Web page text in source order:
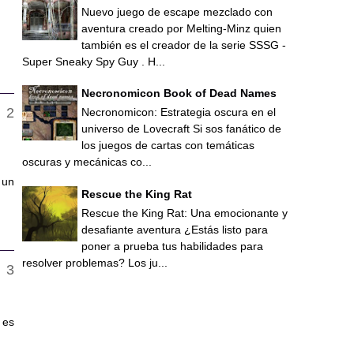
es
Nuevo juego de escape mezclado con
aventura creado por Melting-Minz quien
también es el creador de la serie SSSG -
Super Sneaky Spy Guy . H...
Necronomicon Book of Dead Names
Necronomicon: Estrategia oscura en el
universo de Lovecraft Si sos fanático de
los juegos de cartas con temáticas
oscuras y mecánicas co...
Rescue the King Rat
Rescue the King Rat: Una emocionante y
desafiante aventura ¿Estás listo para
poner a prueba tus habilidades para
resolver problemas? Los ju...